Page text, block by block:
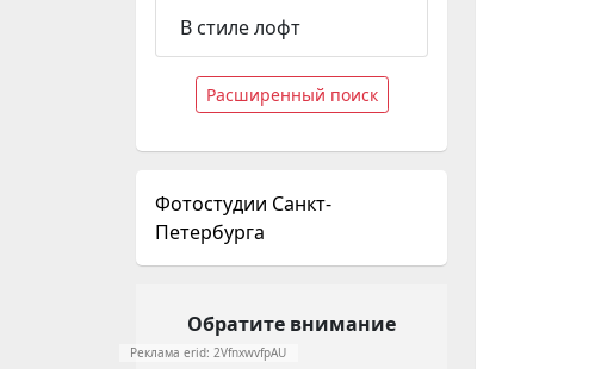
В стиле лофт
Расширенный поиск
Фотостудии Санкт-
Петербурга
Обратите внимание
Реклама erid: 2VfnxwvfpAU